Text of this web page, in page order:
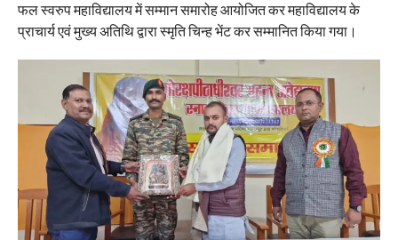
फल स्वरुप महाविद्यालय में सम्मान समारोह आयोजित कर महाविद्यालय के
प्राचार्य एवं मुख्य अतिथि द्वारा स्मृति चिन्ह भेंट कर सम्मानित किया गया।